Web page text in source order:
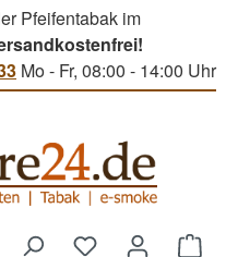
Pfeifentabak im
Mo - Fr, 08:00 - 14:00 Uhr
Du hast 0